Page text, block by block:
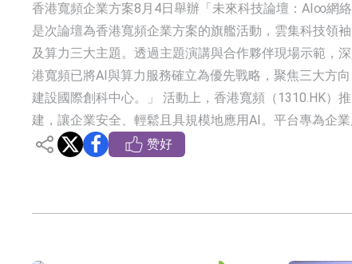
香港寬頻企業方案8月4日舉辦「未來科技論壇：AI∞網
是次論壇為香港寬頻企業方案的旗艦活動，雲集科技領
及算力三大主題。透過主題演講與合作夥伴現場示範，
港寬頻已將AI與算力服務確立為優先戰略，聚焦三大方
建設國際創科中心。」 活動上，香港寬頻（1310.HK）
建，讓企業安全、輕鬆且具規模地應用AI。平台專為企
赞好